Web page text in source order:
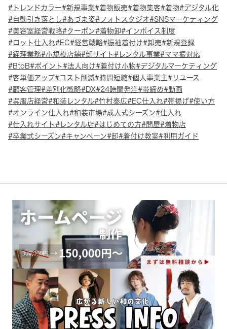
トレンドカラー
新規事業 着物販売 着物集客 着物
デジタル化
自動引き落とし
あづま姿 フォトスタジオ
SNSマーケティング
美容室経営戦略
クーポン 着物卸
インボイス制度
ロット仕入れ
EC 経営戦略 振袖着付け 卸売
新規登録
経理業務
小規模店舗 卸サイト レンタル事業
ママ振対応
BtoB
ポイント 法人向け 着付け小物
デジタルマーケティング
客単価アップ
コスト削減 時間短縮 個人事業主
リユース
顧客管理
差別化戦略 DX 24時間発注 帯締め
動画
呉服店経営
和装レンタル 竹村泰広 EC仕入れ 帯揚げ
使い方
オンライン仕入れ
和装市場 成人式シーズン
仕入れ
仕入れサイト
レンタル店 はじめての方 問屋
着物店
卒業式シーズン
キャンペーン 卸 着付け教室 利用ガイド